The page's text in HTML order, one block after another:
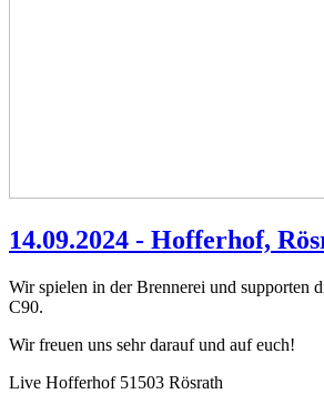
14.09.2024 - Hofferhof,
Wir spielen in der Brennerei und supporten
C90.
Wir freuen uns sehr darauf und auf euch!
Live Hofferhof 51503 Rösrath